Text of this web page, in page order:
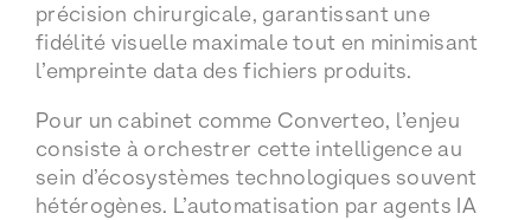
précision chirurgicale, garantissant une
fidélité visuelle maximale tout en minimisant
l’empreinte data des fichiers produits.
Pour un cabinet comme Converteo, l’enjeu
consiste à orchestrer cette intelligence au
sein d’écosystèmes technologiques souvent
hétérogènes. L’automatisation par agents IA